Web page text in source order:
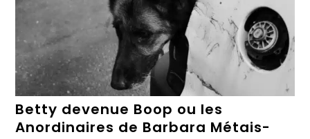
Betty devenue Boop ou les
Anordinaires de Barbara Métais-